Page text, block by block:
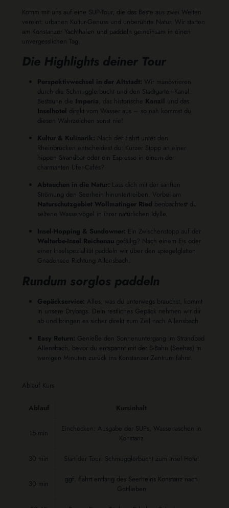
Komm mit uns auf eine SUP-Tour, die das Beste aus zwei Welten
vereint: urbanen Kultur-Genuss und unberührte Natur. Wir starten
am Konstanzer Yachthafen und paddeln gemeinsam in einen
unvergesslichen Tag.
Die Highlights deiner Tour
Perspektivwechsel in der Altstadt: Wir manövrieren
durch die Schmugglerbucht und den Stadtgarten-Kanal.
Bestaune die Imperia , das historische Konzil und das
Inselhotel direkt vom Wasser aus – so nah kommst du
diesen Wahrzeichen sonst nie!
Kultur & Kulinarik: Nach der Fahrt unter den
Rheinbrücken entscheidest du: Kurzer Stopp an einer
hippen Strandbar oder ein Espresso in einem der
charmanten Ufer-Cafés?
Abtauchen in die Natur: Lass dich mit der sanften
Strömung den Seerhein hinuntertreiben. Vorbei am
Naturschutzgebiet Wollmatinger Ried beobachtest du
seltene Wasservögel in ihrer natürlichen Idylle.
Insel-Hopping & Sundowner: Ein Zwischenstopp auf der
Welterbe-Insel Reichenau gefällig? Nach einem Eis oder
einer Inselspezialität paddeln wir über den spiegelglatten
Gnadensee Richtung Allensbach.
Rundum sorglos paddeln
Gepäckservice: Alles, was du unterwegs brauchst, kommt
in unsere Drybags. Dein restliches Gepäck nehmen wir dir
ab und bringen es sicher direkt zum Ziel nach Allensbach.
Easy Return: Genieße den Sonnenuntergang im Strandbad
Allensbach, bevor du entspannt mit der S-Bahn (Seehas) in
wenigen Minuten zurück ins Konstanzer Zentrum fährst.
Ablauf Kurs
15 min
Einchecken: Ausgabe der SUPs, Wassertaschen in
Konstanz
30 min Start der Tour: Schmugglerbucht zum Insel Hotel
30 min
ggf. Fahrt entlang des Seerheins Konstanz nach
Gottlieben